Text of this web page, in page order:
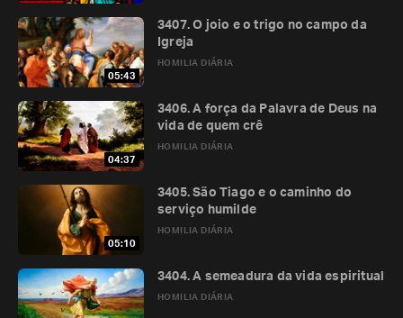
05:43
HOMILIA DIÁRIA
3407. O joio e o trigo no campo da
Igreja
04:37
HOMILIA DIÁRIA
3406. A força da Palavra de Deus na
vida de quem crê
05:10
HOMILIA DIÁRIA
3405. São Tiago e o caminho do
serviço humilde
HOMILIA DIÁRIA
3404. A semeadura da vida espiritual